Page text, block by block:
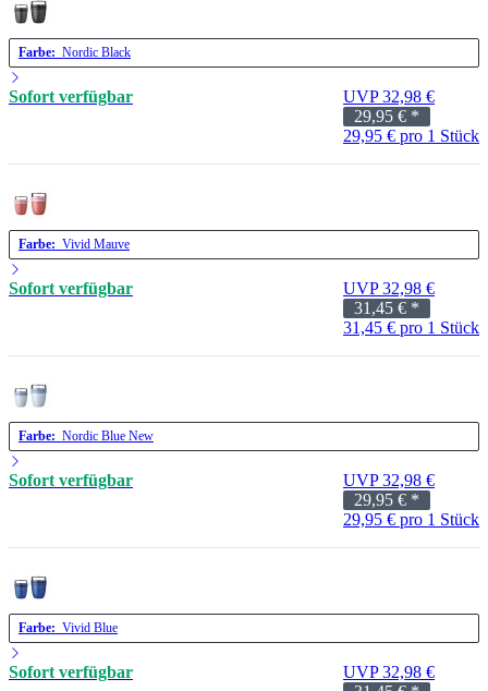
Farbe: Nordic Black
Sofort verfügbar
UVP 32,98 €
29,95 € *
29,95 € pro 1 Stück
Farbe: Vivid Mauve
Sofort verfügbar
UVP 32,98 €
31,45 € *
31,45 € pro 1 Stück
Farbe: Nordic Blue New
Sofort verfügbar
UVP 32,98 €
29,95 € *
29,95 € pro 1 Stück
Farbe: Vivid Blue
Sofort verfügbar
UVP 32,98 €